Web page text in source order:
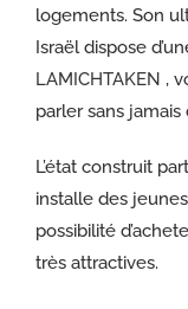
logements. Son
Israël dispose
LAMICHTAKEN ,
parler sans
L’état construit
installe des
possibilité
très attractives.